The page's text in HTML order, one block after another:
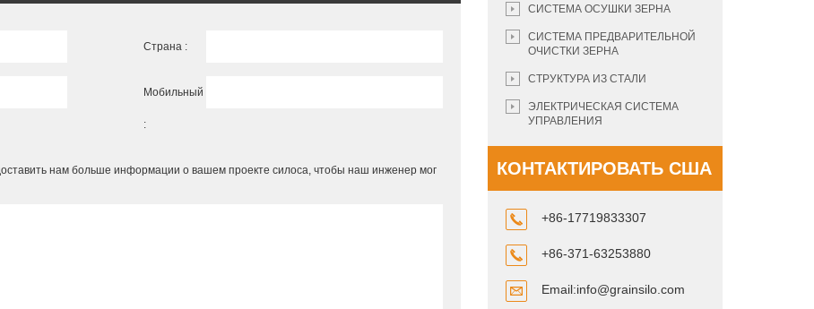
Страна :
Мобильный
:
нам больше информации о вашем проекте силоса, чтобы наш инженер мог
СИСТЕМА ОСУШКИ ЗЕРНА
СИСТЕМА ПРЕДВАРИТЕЛЬНОЙ
ОЧИСТКИ ЗЕРНА
СТРУКТУРА ИЗ СТАЛИ
ЭЛЕКТРИЧЕСКАЯ СИСТЕМА
УПРАВЛЕНИЯ
КОНТАКТИРОВАТЬ США
+86-17719833307
+86-371-63253880
Email:info@grainsilo.com